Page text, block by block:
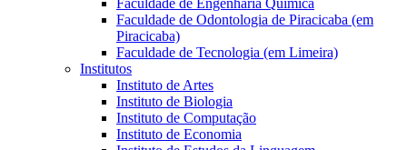
Faculdade de Odontologia de Piracicaba (em
Piracicaba)
Faculdade de Tecnologia (em Limeira)
Institutos
Instituto de Artes
Instituto de Biologia
Instituto de Computação
Instituto de Economia